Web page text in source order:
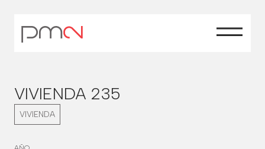
VIVIENDA 235
VIVIENDA